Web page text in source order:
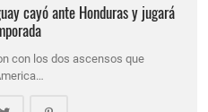
cayó ante Honduras y jugará
con los dos ascensos que